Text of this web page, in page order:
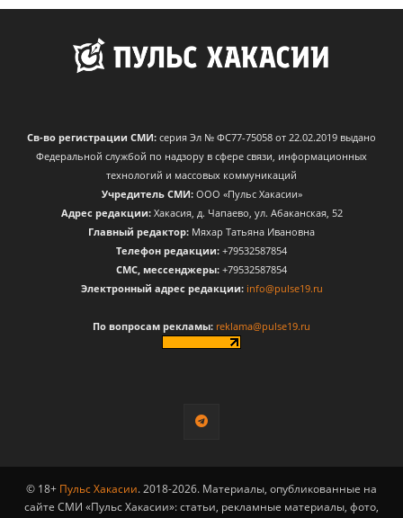
Св-во регистрации СМИ: серия Эл № ФС77-75058 от 22.02.2019 выдано
Федеральной службой по надзору в сфере связи, информационных
технологий и массовых коммуникаций
Учредитель СМИ:ООО «Пульс Хакасии»
Адрес редакции:Хакасия, д. Чапаево, ул. Абаканская, 52
Главный редактор: Мяхар Татьяна Ивановна
Телефон редакции: +79532587854
CМС, мессенджеры: +79532587854
Электронный адрес редакции: info@pulse19.ru
По вопросам рекламы: reklama@pulse19.ru
© 18+ Пульс Хакасии. 2018-2026. Материалы, опубликованные на
сайте СМИ «Пульс Хакасии»: статьи, рекламные материалы, фото,